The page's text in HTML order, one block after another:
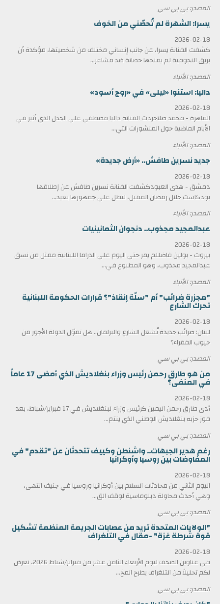
المصدر: بي بي سي
يسرا: الشهرة لم تُحصّني من الخوف
2026-02-18
كشفت الفنانة يسرا، عن جانب إنساني مختلف من شخصيتها، مؤكدة أن
بريق النجومية لم يمنحها حصانة ضد مشاعر...
المصدر: الأنباء
داليا: استنوا «ليلى» في «روج أسود»
2026-02-18
القاهرة - محمد صلاحردت الفنانة داليا مصطفى على الجدل الذي أثير في
الأيام الماضية حول المنشورات التي...
المصدر: الأنباء
جديد نسرين طافش.. «أرض جديدة»
2026-02-18
دمشق - هدى العبودكشفت الفنانة نسرين طافش عن إطلاقها
بودكاست خلال رمضان المقبل، لتطل على جمهورها بعيد...
المصدر: الأنباء
عبدالمجيد مجذوب.. دنجوان الثمانينيات
2026-02-18
بيروت - بولين فاضللم يمر حتى اليوم على الدراما اللبنانية ممثل من نسق
عبدالمجيد مجذوب، وهو المطبوع في...
المصدر: الأنباء
"مجزرة ضرائب" أم "سلّة إنقاذ"؟ قرارات الحكومة اللبنانية
تحرك الشارع
2026-02-18
لبنان: ضرائب جديدة تُشعل الشارع والبرلمان.. هل تموّل الدولة الأجور من
جيوب الفقراء؟
المصدر: بي بي سي
من هو طارق رحمن رئيس وزراء بنغلاديش الذي أمضى 17 عاماً
في المنفى؟
2026-02-18
أدى طارق رحمن اليمين كرئيس وزراء لبنغلاديش في 17 فبراير/شباط، بعد
فوز حزبه بنغلاديش الوطني الذي ينتم...
المصدر: بي بي سي
رغم هدير الجبهات.. واشنطن وكييف تتحدثان عن "تقدم" في
المفاوضات بين روسيا وأوكرانيا
2026-02-18
اليوم الثاني من محادثات السلام بين أوكرانيا وروسيا في جنيف انتهى،
وهي أحدث محاولة دبلوماسية لوقف الق...
المصدر: بي بي سي
"الولايات المتحدة تريد من عصابات الجريمة المنظمة تشكيل
قوة شرطة غزة" -مقال في التلغراف
2026-02-18
في عناوين الصحف ليوم الأربعاء الثامن عشر من فبراير/شباط 2026، نعرض
لكم تحليلاً من التلغراف يطرح المخ...
المصدر: بي بي سي